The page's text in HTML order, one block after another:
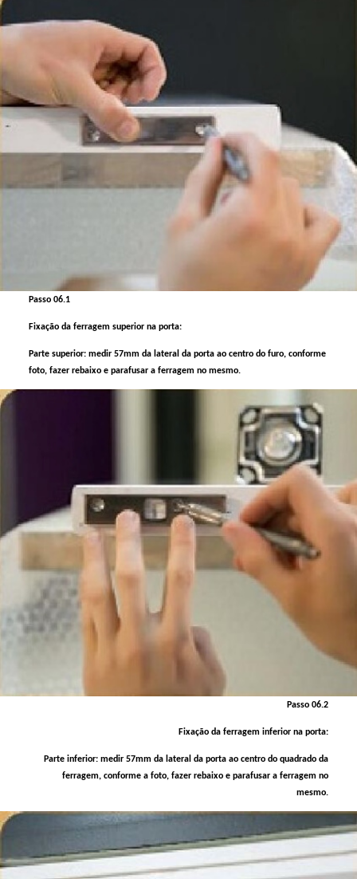
Passo 06.1
Fixação da ferragem superior na porta:
Parte superior: medir 57mm da lateral da porta ao centro do furo, conforme
foto, fazer rebaixo e parafusar a ferragem no mesmo.
Passo 06.2
Fixação da ferragem inferior na porta:
Parte inferior: medir 57mm da lateral da porta ao centro do quadrado da
ferragem, conforme a foto, fazer rebaixo e parafusar a ferragem no
mesmo.